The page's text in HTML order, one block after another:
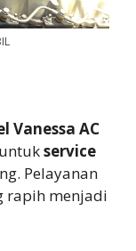
Vanessa AC
service
Pelayanan
rapih menjadi